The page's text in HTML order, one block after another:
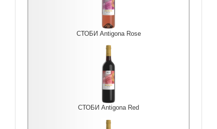
СТОБИ Antigona Rоse
СТОБИ Antigona Red